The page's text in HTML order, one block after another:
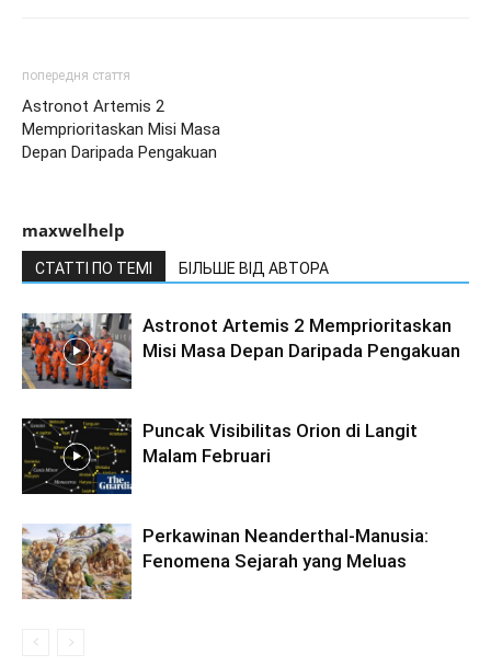
попередня стаття
Astronot Artemis 2
Memprioritaskan Misi Masa
Depan Daripada Pengakuan
maxwelhelp
СТАТТІ ПО ТЕМІ БІЛЬШЕ ВІД АВТОРА
Astronot Artemis 2 Memprioritaskan
Misi Masa Depan Daripada Pengakuan
Puncak Visibilitas Orion di Langit
Malam Februari
Perkawinan Neanderthal-Manusia:
Fenomena Sejarah yang Meluas